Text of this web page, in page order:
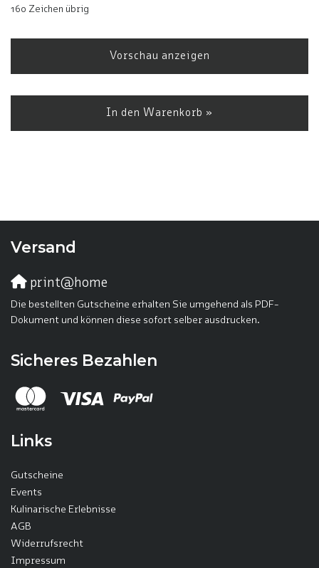
160 Zeichen übrig
Vorschau anzeigen
In den Warenkorb »
Versand
print@home
Die bestellten Gutscheine erhalten Sie umgehend als PDF-
Dokument und können diese sofort selber ausdrucken.
Sicheres Bezahlen
Links
Gutscheine
Events
Kulinarische Erlebnisse
AGB
Widerrufsrecht
Impressum